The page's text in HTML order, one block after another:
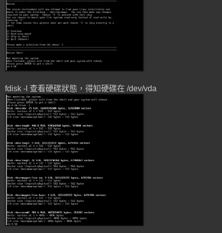
fdisk -l 查看硬碟狀態，得知硬碟在 /dev/vda